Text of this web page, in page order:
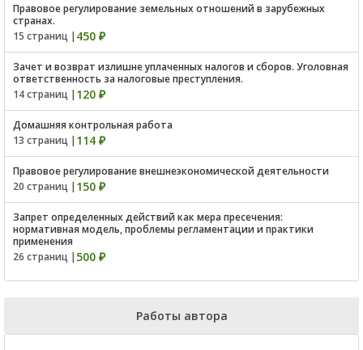
Правовое регулирование земельных отношений в зарубежных
странах.
15 страниц | 450 ₽
Зачет и возврат излишне уплаченных налогов и сборов. Уголовная
ответственность за налоговые преступления.
14 страниц | 120 ₽
Домашняя контрольная работа
13 страниц | 114 ₽
Правовое регулирование внешнеэкономической деятельности
20 страниц | 150 ₽
Запрет определенных действий как мера пресечения:
нормативная модель, проблемы регламентации и практики
применения
26 страниц | 500 ₽
Работы автора